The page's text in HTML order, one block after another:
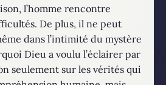
l’homme rencontre
De plus, il ne peut
dans l’intimité du mystère
Dieu a voulu l’éclairer par
seulement sur les vérités qui